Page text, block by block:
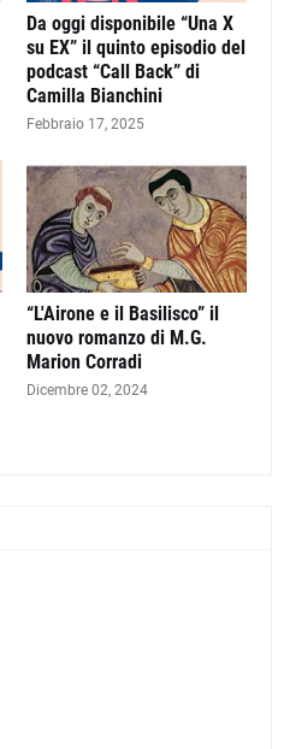
Da oggi disponibile “Una X
su EX” il quinto episodio del
podcast “Call Back” di
Camilla Bianchini
Febbraio 17, 2025
“L'Airone e il Basilisco” il
nuovo romanzo di M.G.
Marion Corradi
Dicembre 02, 2024